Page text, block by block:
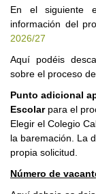
En el siguiente
información del
2026/27
Aquí podéis
sobre el proceso
Punto adicional
Escolar para el
Elegir el Colegio
la baremación. La
propia solicitud.
Número de